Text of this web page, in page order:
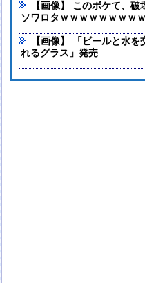
【画像】 このボケて、
ソワロタｗｗｗｗｗｗｗｗｗ
【画像】 「ビールと水
れるグラス」発売